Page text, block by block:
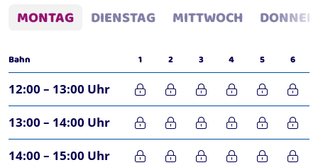
MONTAG DIENSTAG MITTWOCH
Bahn 1 2 3 4 5 6
12:00 – 13:00 Uhr
13:00 – 14:00 Uhr
14:00 – 15:00 Uhr